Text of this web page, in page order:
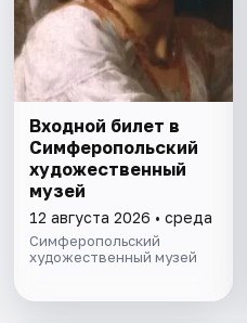
Входной билет в
Симферопольский
художественный
музей
12 августа 2026 • среда
Симферопольский
художественный музей